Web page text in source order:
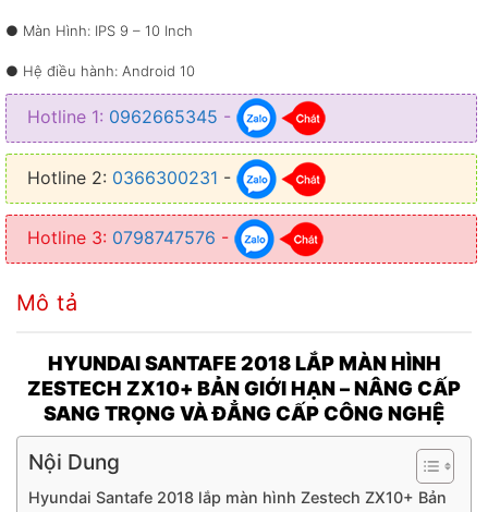
● Màn Hình: IPS 9 – 10 Inch
● Hệ điều hành: Android 10
● Độ phân giải 2K: 1200 x 2000
● Bộ nhớ RAM 8GB – ROM 128GB
● CPU: IC 7862 / ARM Cortex-A75 2.0 GHz / ARM Cortex-A55 12.0
GHz
● Điều khiển màn hình Zestech ZX10+ Bản giới hạn bằng ra lệnh
● Tích hợp bản đồ chỉ đường: Navitel, Vietmap S2, Google Maps
● Kết nối: sim 4G, Wifi 5G, Zestech Connect, Bluetooth 5.0, USB,
● Âm thanh: Chip DSP 32 kênh, hỗ trợ tùy chỉnh Equalizer, mang đến
chất âm sống động
● Tính năng khác: Kết nối CarPlay/Android Auto, ra lệnh giọng nói,
TPMS,…
Hotline 1: 0962665345 -
Hotline 2: 0366300231 -
Hotline 3: 0798747576 -
Mô tả
HYUNDAI SANTAFE 2018 LẮP MÀN HÌNH
ZESTECH ZX10+ BẢN GIỚI HẠN – NÂNG CẤP
SANG TRỌNG VÀ ĐẲNG CẤP CÔNG NGHỆ
Nội Dung
Hyundai Santafe 2018 lắp màn hình Zestech ZX10+ Bản